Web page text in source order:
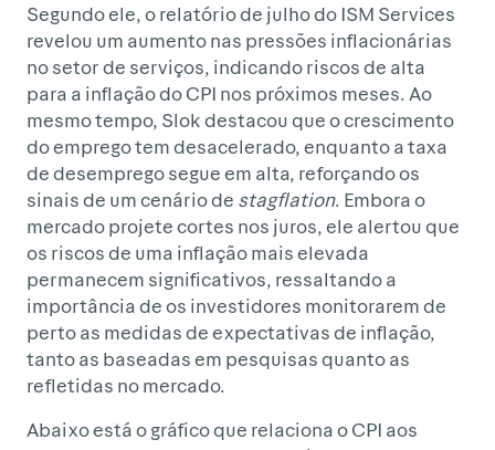
Segundo ele, o relatório de julho do ISM Services
revelou um aumento nas pressões inflacionárias
no setor de serviços, indicando riscos de alta
para a inflação do CPI nos próximos meses. Ao
mesmo tempo, Slok destacou que o crescimento
do emprego tem desacelerado, enquanto a taxa
de desemprego segue em alta, reforçando os
sinais de um cenário de stagflation. Embora o
mercado projete cortes nos juros, ele alertou que
os riscos de uma inflação mais elevada
permanecem significativos, ressaltando a
importância de os investidores monitorarem de
perto as medidas de expectativas de inflação,
tanto as baseadas em pesquisas quanto as
refletidas no mercado.
Abaixo está o gráfico que relaciona o CPI aos